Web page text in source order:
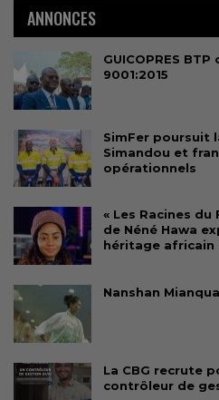
ANNONCES
GUICOPRES
9001:2015
SimFer poursuit
Simandou et
opérationnels
« Les Racines
de Néné Hawa
héritage
Nanshan
La CBG recrute
contrôleur de